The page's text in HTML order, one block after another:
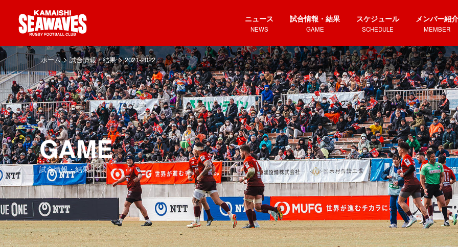
ニュース
NEWS
試合情報・結果
GAME
スケジュール
SCHEDULE
メンバー紹介
MEMBER
ホーム>試合情報・結果>2021-2022
GAME
試合情報・結果